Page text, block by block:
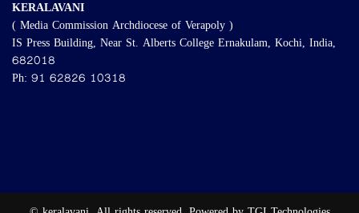
KERALAVANI
( Media Commission Archdiocese of Verapoly )
IS Press Building, Near St. Alberts College Ernakulam, Kochi, India,
682018
Ph: 91 62826 10318